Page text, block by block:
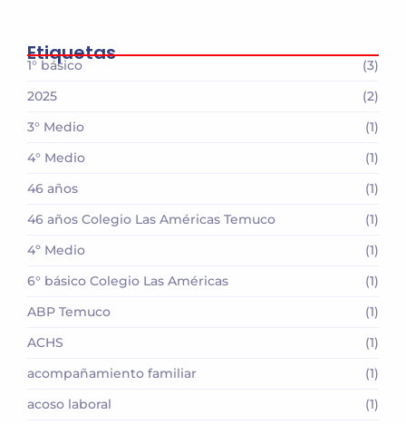
Etiquetas
1° básico
(3)
2025
(2)
3° Medio
(1)
4° Medio
(1)
46 años
(1)
46 años Colegio Las Américas Temuco
(1)
4º Medio
(1)
6° básico Colegio Las Américas
(1)
ABP Temuco
(1)
ACHS
(1)
acompañamiento familiar
(1)
acoso laboral
(1)